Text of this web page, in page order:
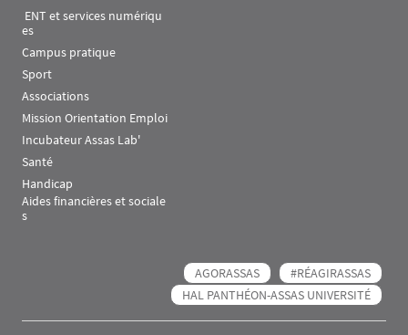
es
Campus pratique
Sport
Associations
Mission Orientation Emploi
Incubateur Assas Lab'
Santé
Handicap
Aides financières et sociale
s
AGORASSAS
#RÉAGIRASSAS
HAL PANTHÉON-ASSAS UNIVERSITÉ